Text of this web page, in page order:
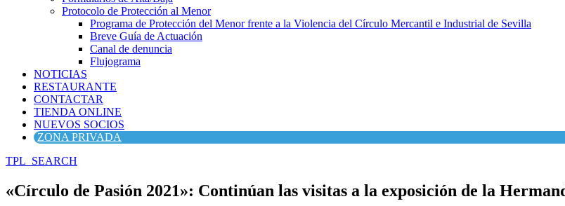
Protocolo de Protección al Menor
Programa de Protección del Menor frente a la Violencia del Círculo Mercantil e Industrial de Sevilla
Breve Guía de Actuación
Canal de denuncia
Flujograma
NOTICIAS
RESTAURANTE
CONTACTAR
TIENDA ONLINE
NUEVOS SOCIOS
ZONA PRIVADA
TPL_SEARCH
«Círculo de Pasión 2021»: Continúan las visitas a la exposición de la